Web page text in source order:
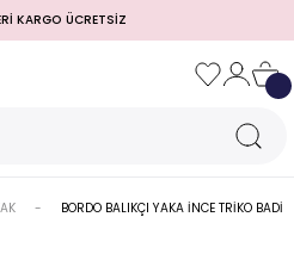
KARGO ÜCRETSİZ
BORDO BALIKÇI YAKA İNCE TRİKO BADİ